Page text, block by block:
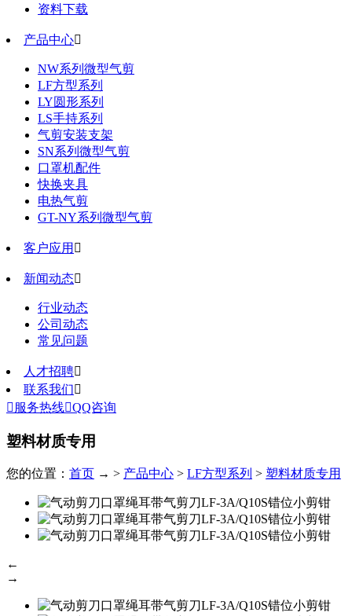
资料下载
产品中心
NW系列微型气剪
LF方型系列
LY圆形系列
LS手持系列
气剪安装支架
SN系列微型气剪
口罩机配件
快换夹具
电热气剪
GT-NY系列微型气剪
客户应用 
新闻动态
行业动态
公司动态
常见问题
人才招聘
联系我们
 服务热线QQ咨询
塑料材质专用
您的位置： 首页 → > 产品中心 > LF方型系列 > 塑料材质专用
←
→